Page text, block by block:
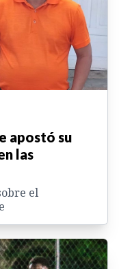
apostó su
las
el